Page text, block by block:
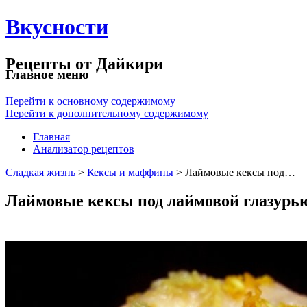
Вкусности
Рецепты от Дайкири
Главное меню
Перейти к основному содержимому
Перейти к дополнительному содержимому
Главная
Анализатор рецептов
Сладкая жизнь > Кексы и маффины > Лаймовые кексы под…
Лаймовые кексы под лаймовой